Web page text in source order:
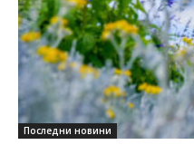
Последни новини